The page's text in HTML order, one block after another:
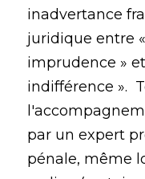
inadvertance
juridique entre
imprudence »
indifférence ».
par un expert
pénale, même